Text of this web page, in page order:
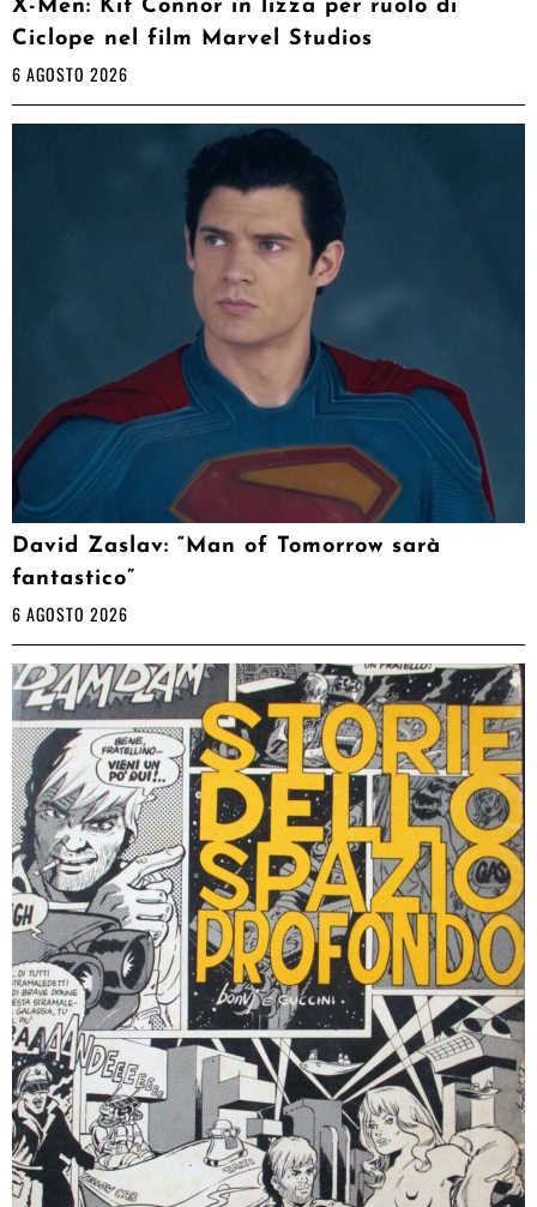
X-Men: Kit Connor in lizza per ruolo di
Ciclope nel film Marvel Studios
6 AGOSTO 2026
David Zaslav: “Man of Tomorrow sarà
fantastico”
6 AGOSTO 2026